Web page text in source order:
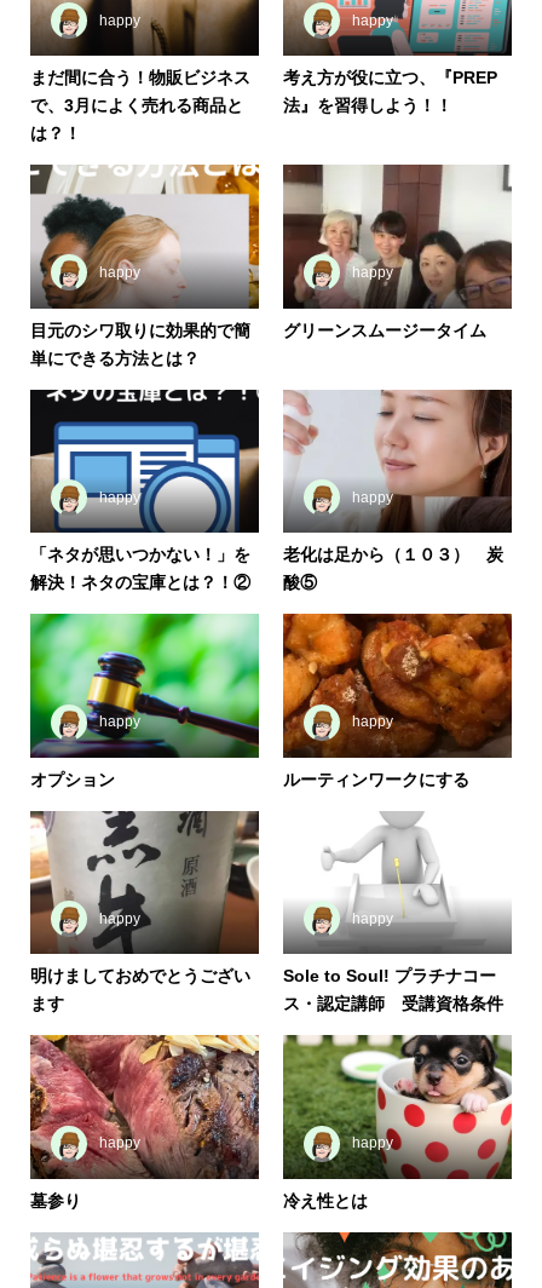
happy
まだ間に合う！物販ビジネス
で、3月によく売れる商品と
は？！
happy
考え方が役に立つ、『PREP
法』を習得しよう！！
happy
目元のシワ取りに効果的で簡
単にできる方法とは？
happy
グリーンスムージータイム
happy
「ネタが思いつかない！」を
解決！ネタの宝庫とは？！②
happy
老化は足から（１０３） 炭
酸⑤
happy
オプション
happy
ルーティンワークにする
happy
明けましておめでとうござい
ます
happy
Sole to Soul! プラチナコー
ス・認定講師 受講資格条件
happy
墓参り
happy
冷え性とは